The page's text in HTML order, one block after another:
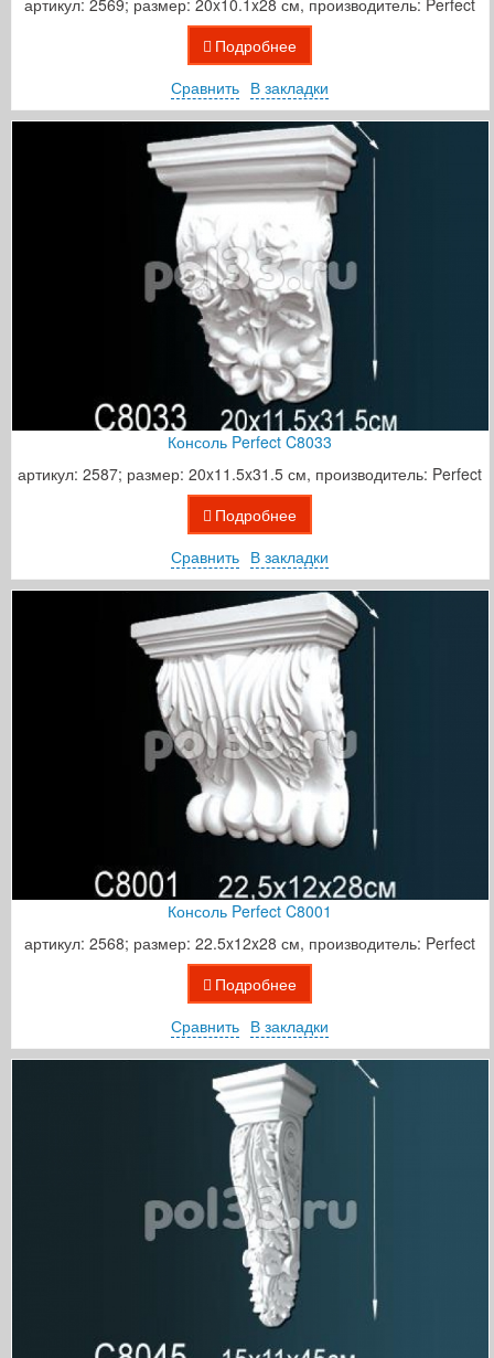
Подробнее
Сравнить В закладки
Консоль Perfect C8033
артикул: 2587; размер: 20x11.5x31.5 см, производитель: Perfect
Подробнее
Сравнить В закладки
Консоль Perfect C8001
артикул: 2568; размер: 22.5x12x28 см, производитель: Perfect
Подробнее
Сравнить В закладки